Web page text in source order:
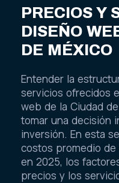
PRECIOS Y
DISEÑO
DE MÉXICO
Entender la
servicios ofrecidos
web de la Ciudad
tomar una decisión
inversión. En esta
costos promedio
en 2025, los
precios y los